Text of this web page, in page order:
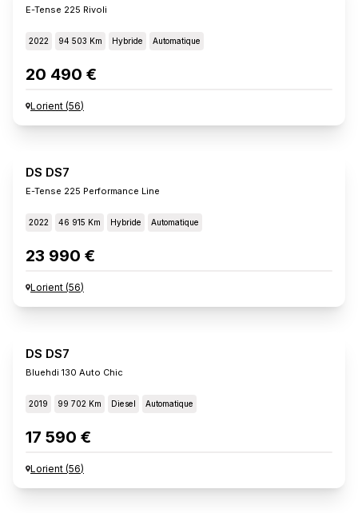
E-Tense 225 Rivoli
2022 94 503 Km Hybride Automatique
20 490 €
Lorient (56)
DS DS7
E-Tense 225 Performance Line
2022 46 915 Km Hybride Automatique
23 990 €
Lorient (56)
DS DS7
Bluehdi 130 Auto Chic
2019 99 702 Km Diesel Automatique
17 590 €
Lorient (56)